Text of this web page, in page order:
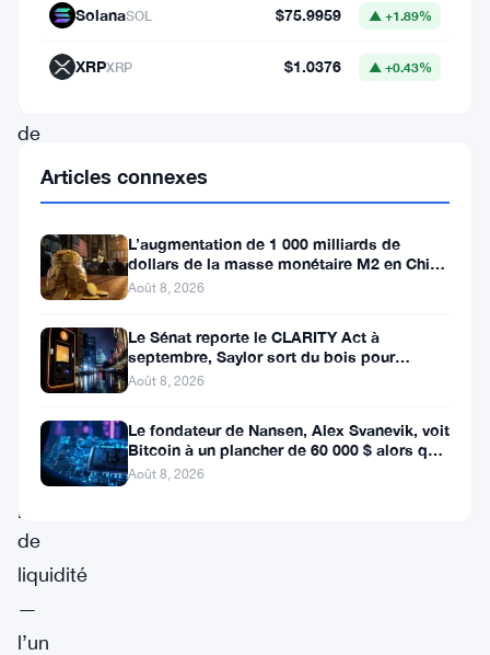
de
revenir
brusquement
arrière.
Les
traders
cela
de
liquidité
—
l’un
SolanaSOL $75.9959 ▲ +1.89%
XRPXRP $1.0376 ▲ +0.43%
Articles connexes
L’augmentation de 1 000 milliards de
dollars de la masse monétaire M2 en Chine
laisse les traders de Bitcoin
Août 8, 2026
Le Sénat reporte le CLARITY Act à
septembre, Saylor sort du bois pour
Bitcoin
Août 8, 2026
Le fondateur de Nansen, Alex Svanevik, voit
Bitcoin à un plancher de 60 000 $ alors que
les actifs tokenisés
Août 8, 2026